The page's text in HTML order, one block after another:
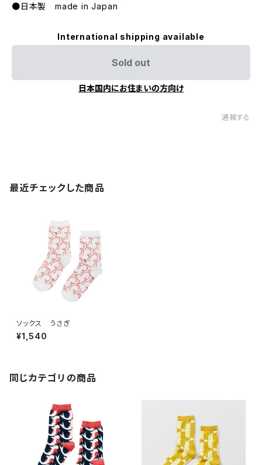
●日本製 made in Japan
International shipping available
Sold out
日本国内にお住まいの方向け
通報する
最近チェックした商品
ソックス うさぎ
¥1,540
同じカテゴリの商品